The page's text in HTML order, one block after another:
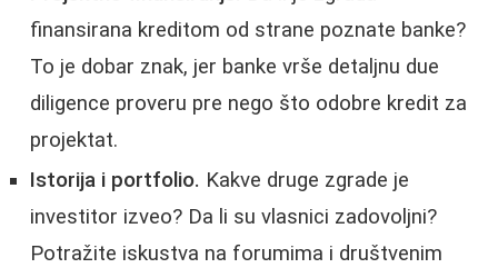
finansirana kreditom od strane poznate banke?
To je dobar znak, jer banke vrše detaljnu due
diligence proveru pre nego što odobre kredit za
projektat.
Istorija i portfolio. Kakve druge zgrade je
investitor izveo? Da li su vlasnici zadovoljni?
Potražite iskustva na forumima i društvenim